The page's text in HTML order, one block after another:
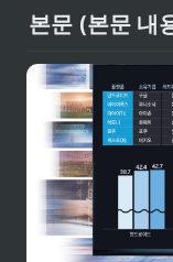
본문 (본문 내